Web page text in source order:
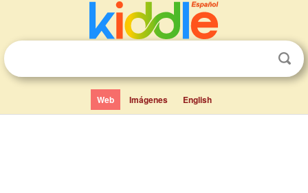
Web Imágenes English